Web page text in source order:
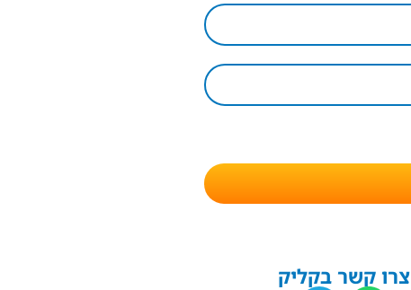
צרו קשר בקליק